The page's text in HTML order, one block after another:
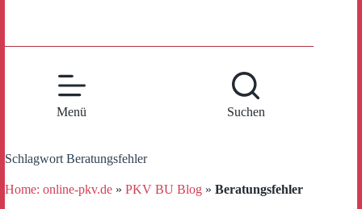
Menü Suchen
Schlagwort Beratungsfehler
Home: online-pkv.de » PKV BU Blog » Beratungsfehler